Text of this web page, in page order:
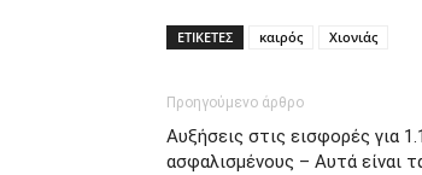
ΕΤΙΚΕΤΕΣ καιρός Χιονιάς
Προηγούμενο άρθρο
Αυξήσεις στις εισφορές για
ασφαλισμένους – Αυτά είναι